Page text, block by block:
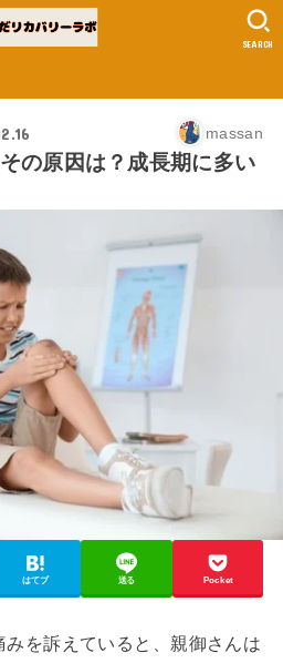
SEARCH
massan
の原因は？成長期に多い
はてブ 送る Pocket
を訴えていると、親御さんは